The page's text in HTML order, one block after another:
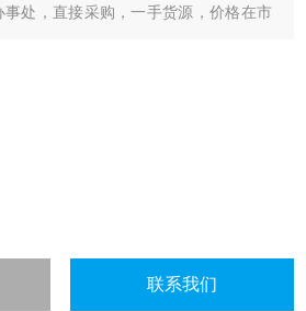
处，直接采购，一手货源，价格在市
保我们给客户惠的价格
跟欧洲许多经销商有直接的业务关
于保护代理而不能报价的品
联系我们